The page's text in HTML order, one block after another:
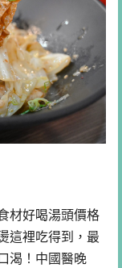
材好喝湯頭價格
這裡吃得到，最
渴！中國醫晚